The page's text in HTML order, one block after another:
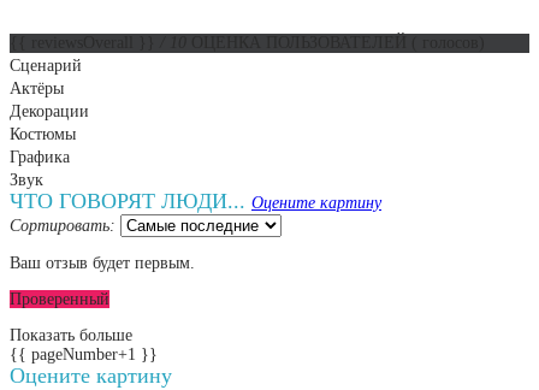
Сценарий
Актёры
Декорации
Костюмы
Графика
Звук
ЧТО ГОВОРЯТ ЛЮДИ... Оцените картину
Сортировать:
Ваш отзыв будет первым.
Проверенный
Показать больше
{{ pageNumber+1 }}
Оцените картину